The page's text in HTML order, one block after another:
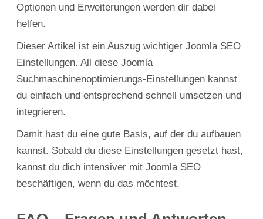
Optionen und Erweiterungen werden dir dabei
helfen.
Dieser Artikel ist ein Auszug wichtiger Joomla SEO
Einstellungen. All diese Joomla
Suchmaschinenoptimierungs-Einstellungen kannst
du einfach und entsprechend schnell umsetzen und
integrieren.
Damit hast du eine gute Basis, auf der du aufbauen
kannst. Sobald du diese Einstellungen gesetzt hast,
kannst du dich intensiver mit Joomla SEO
beschäftigen, wenn du das möchtest.